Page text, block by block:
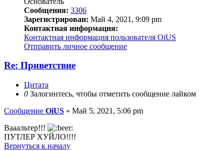
Сообщения: 3306
Зарегистрирован: Май 4, 2021, 9:09 pm
Контактная информация:
Контактная информация пользователя OiUS
Отправить личное сообщение
Re: Приветствие
Цитата
0 Залогинтесь, чтобы отметить сообщение лайком
Сообщение OiUS » Май 5, 2021, 5:06 pm
Вааальтер!!!
ПУТЛЕР ХУЙЛО!!!!
Вернуться к началу